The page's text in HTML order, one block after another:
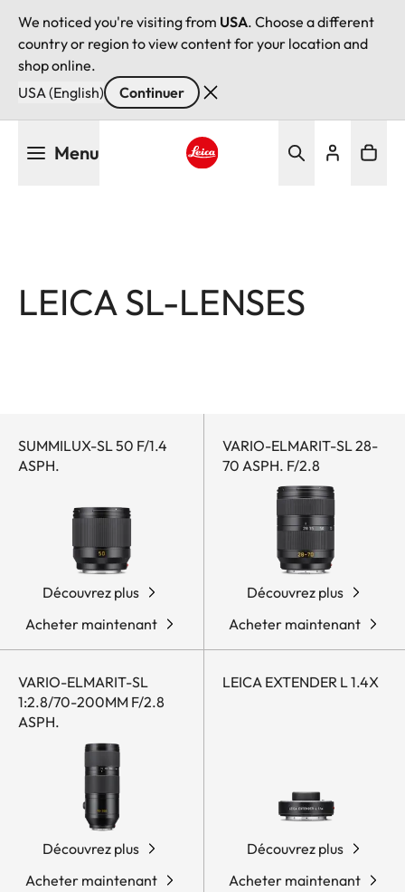
We noticed you're visiting from USA. Choose a different
country or region to view content for your location and
shop online.
USA (English)
Continuer
Menu
LEICA SL-LENSES
SUMMILUX-SL 50 F/1.4
ASPH.
Découvrez plus
Acheter maintenant
VARIO-ELMARIT-SL 28-
70 ASPH. F/2.8
Découvrez plus
Acheter maintenant
VARIO-ELMARIT-SL
1:2.8/70-200MM F/2.8
ASPH.
Découvrez plus
Acheter maintenant
LEICA EXTENDER L 1.4X
Découvrez plus
Acheter maintenant